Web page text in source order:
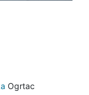
Ogrtac